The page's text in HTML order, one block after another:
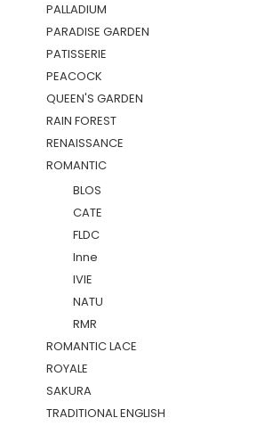
PALLADIUM
PARADISE GARDEN
PATISSERIE
PEACOCK
QUEEN'S GARDEN
RAIN FOREST
RENAISSANCE
ROMANTIC
BLOS
CATE
FLDC
Inne
IVIE
NATU
RMR
ROMANTIC LACE
ROYALE
SAKURA
TRADITIONAL ENGLISH